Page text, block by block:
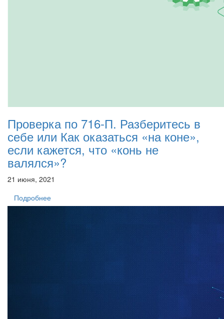
Проверка по 716-П. Разберитесь в
себе или Как оказаться «на коне»,
если кажется, что «конь не
валялся»?
21 июня, 2021
Подробнее